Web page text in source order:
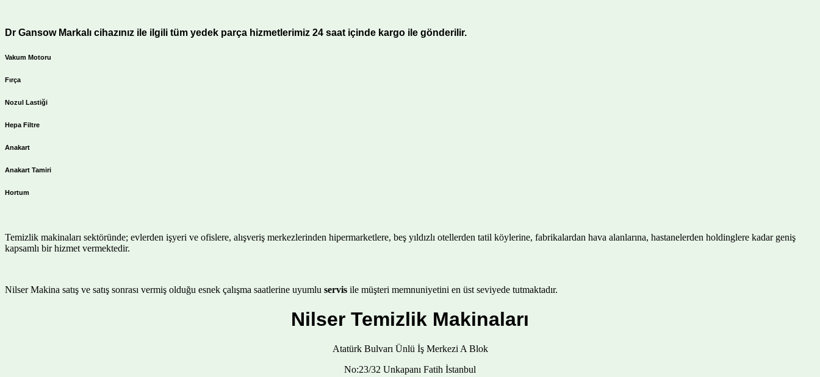
Dr Gansow Markalı cihazınız ile ilgili tüm yedek parça hizmetlerimiz 24 saat içinde kargo ile gönderilir.
Vakum Motoru
Fırça
Nozul Lastiği
Hepa Filtre
Anakart
Anakart Tamiri
Hortum
Temizlik makinaları sektöründe; evlerden işyeri ve ofislere, alışveriş merkezlerinden hipermarketlere, beş yıldızlı otellerden tatil köylerine, fabrikalardan hava alanlarına, hastanelerden holdinglere kadar geniş
kapsamlı bir hizmet vermektedir.
Nilser Makina satış ve satış sonrası vermiş olduğu esnek çalışma saatlerine uyumlu servis ile müşteri memnuniyetini en üst seviyede tutmaktadır.
Nilser Temizlik Makinaları
Atatürk Bulvarı Ünlü İş Merkezi A Blok
No:23/32 Unkapanı Fatih İstanbul